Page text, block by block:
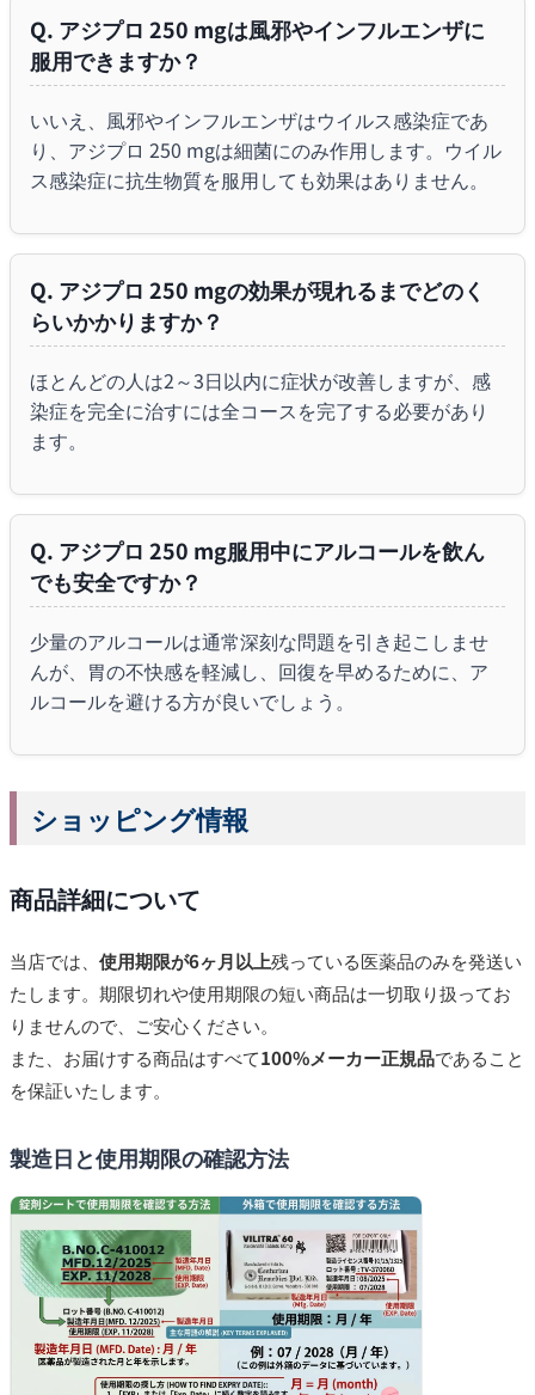
Q. アジプロ 250 mgは風邪やインフルエンザに
服用できますか？
いいえ、風邪やインフルエンザはウイルス感染症であ
り、アジプロ 250 mgは細菌にのみ作用します。ウイル
ス感染症に抗生物質を服用しても効果はありません。
Q. アジプロ 250 mgの効果が現れるまでどのく
らいかかりますか？
ほとんどの人は2～3日以内に症状が改善しますが、感
染症を完全に治すには全コースを完了する必要があり
ます。
Q. アジプロ 250 mg服用中にアルコールを飲ん
でも安全ですか？
少量のアルコールは通常深刻な問題を引き起こしませ
んが、胃の不快感を軽減し、回復を早めるために、ア
ルコールを避ける方が良いでしょう。
ショッピング情報
商品詳細について
当店では、 使用期限が6ヶ月以上残っている医薬品のみを発送い
たします。期限切れや使用期限の短い商品は一切取り扱ってお
りませんので、ご安心ください。
また、お届けする商品はすべて100%メーカー正規品であること
を保証いたします。
製造日と使用期限の確認方法